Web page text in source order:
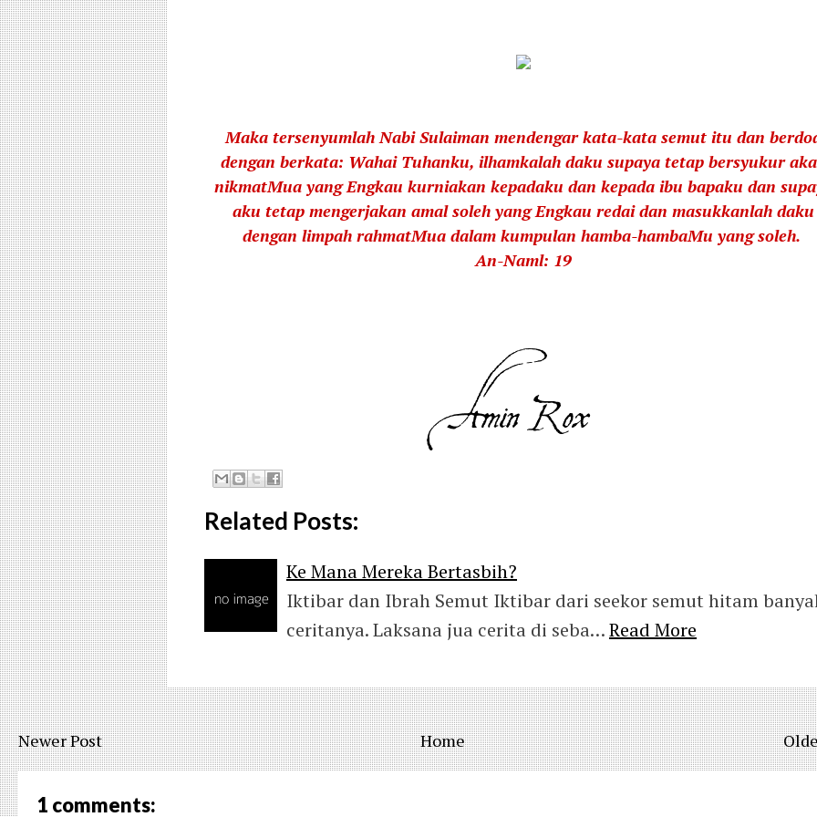
Maka tersenyumlah Nabi Sulaiman mendengar kata-kata semut itu dan
dengan berkata: Wahai Tuhanku, ilhamkalah daku supaya tetap bersyukur
nikmatMua yang Engkau kurniakan kepadaku dan kepada ibu bapaku dan
aku tetap mengerjakan amal soleh yang Engkau redai dan masukkanlah daku
dengan limpah rahmatMua dalam kumpulan hamba-hambaMu yang soleh.
An-Naml: 19
Related Posts:
Ke Mana Mereka Bertasbih?
Iktibar dan Ibrah Semut Iktibar dari seekor semut hitam
ceritanya. Laksana jua cerita di seba…Read More
Newer Post Home
1 comments: